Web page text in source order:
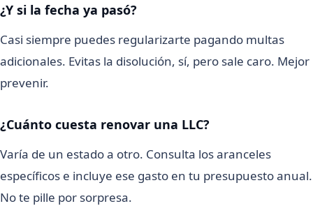
¿Y si la fecha ya pasó?
Casi siempre puedes regularizarte pagando multas
adicionales. Evitas la disolución, sí, pero sale caro. Mejor
prevenir.
¿Cuánto cuesta renovar una LLC?
Varía de un estado a otro. Consulta los aranceles
específicos e incluye ese gasto en tu presupuesto anual.
No te pille por sorpresa.